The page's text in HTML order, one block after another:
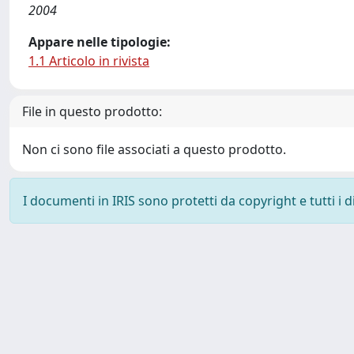
2004
Appare nelle tipologie:
1.1 Articolo in rivista
File in questo prodotto:
Non ci sono file associati a questo prodotto.
I documenti in IRIS sono protetti da copyright e tutti i